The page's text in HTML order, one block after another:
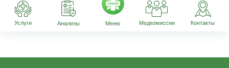
Услуги Анализы Меню Медкомиссии Контакты